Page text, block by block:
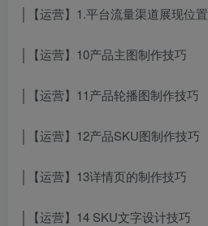
│【运营】1.平台流量渠道展现位置
│【运营】10产品主图制作技巧
│【运营】11产品轮播图制作技巧
│【运营】12产品SKU图制作技巧
│【运营】13详情页的制作技巧
│【运营】14 SKU文字设计技巧